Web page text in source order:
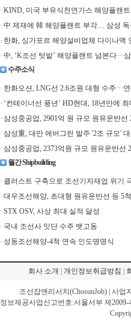
KIND, 미국 부유식천연가스 해양플랜
中 제재에 韓 해양플랜트 부각… 삼성
한화, 싱가포르 해양설비업체 다이나맥
中, ‘K조선 텃밭’ 해양플랜트 넘본다···
수주소식
한화오션, LNG선 2.6조원 대형 수주···
‘컨테이너선 풍년’ HD현대, 18년만에
삼성중공업, 2901억 원 규모 원유운반선
삼성重, 대만 에버그린 발주 '2조 규모'
삼성중공업, 2373억원 규모 원유운반선
월간 Shipbuilding
클러스트 구축으로 조선기자재업 위기
대우조선해양, 초대형 원유운반선 등 5
STX OSV, 사상 최대 실적 달성
국내 조선사 잇단 수주 뱃고동
성동조선해양-4척 연속 인도명명식
회사 소개 개인정보취급방침
조선잡앤리서치(ChosunJob) | 사업
보제공사업신고번호:서울서부 제2009-